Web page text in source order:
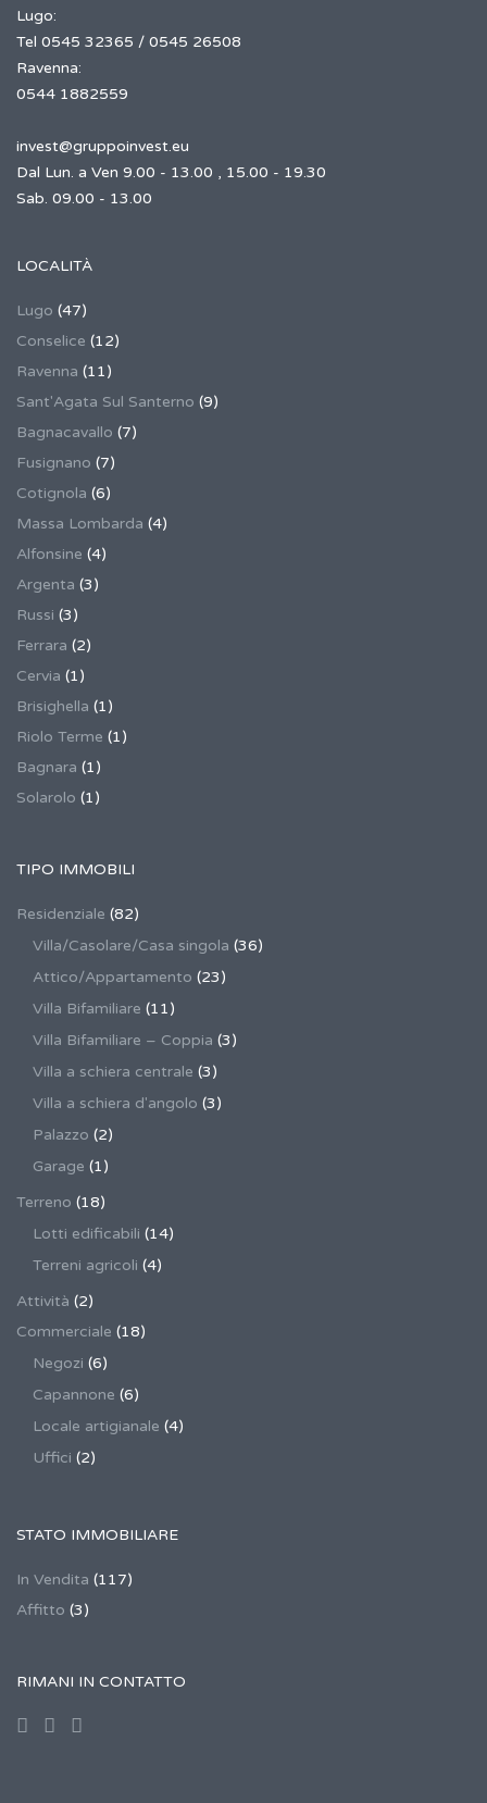
Lugo:
Tel 0545 32365 / 0545 26508
Ravenna:
0544 1882559
invest@gruppoinvest.eu
Dal Lun. a Ven 9.00 - 13.00 , 15.00 - 19.30
Sab. 09.00 - 13.00
LOCALITÀ
Lugo (47)
Conselice (12)
Ravenna (11)
Sant'Agata Sul Santerno (9)
Bagnacavallo (7)
Fusignano (7)
Cotignola (6)
Massa Lombarda (4)
Alfonsine (4)
Argenta (3)
Russi (3)
Ferrara (2)
Cervia (1)
Brisighella (1)
Riolo Terme (1)
Bagnara (1)
Solarolo (1)
TIPO IMMOBILI
Residenziale (82)
Villa/Casolare/Casa singola (36)
Attico/Appartamento (23)
Villa Bifamiliare (11)
Villa Bifamiliare – Coppia (3)
Villa a schiera centrale (3)
Villa a schiera d'angolo (3)
Palazzo (2)
Garage (1)
Terreno (18)
Lotti edificabili (14)
Terreni agricoli (4)
Attività (2)
Commerciale (18)
Negozi (6)
Capannone (6)
Locale artigianale (4)
Uffici (2)
STATO IMMOBILIARE
In Vendita (117)
Affitto (3)
RIMANI IN CONTATTO